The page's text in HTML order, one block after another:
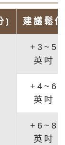
) 建議鬆份
+3~5
英吋
+4~6
英吋
+6~8
英吋